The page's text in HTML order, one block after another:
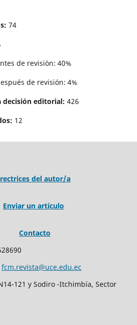
74
de revisi´on: 40%
de revisión: 4%
decisión editorial: 426
12
del autor/a
Enviar un artículo
Contacto
fcm.revista@uce.edu.ec
121 y Sodiro -Itchimbía, Sector